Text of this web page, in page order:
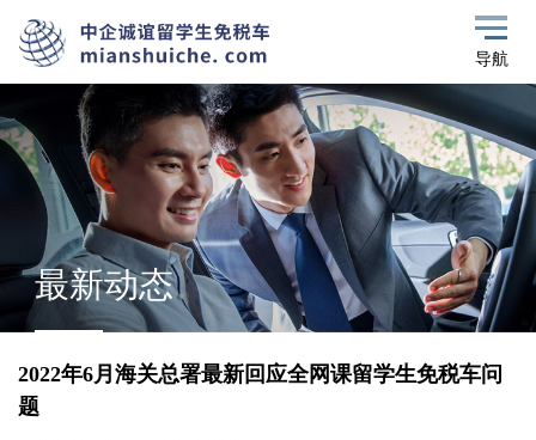
导航
最新动态
2022年6月海关总署最新回应全网课留学生免税车问
题